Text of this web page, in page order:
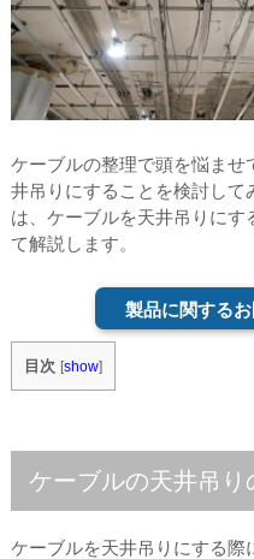
ケーブルの整理で頭を悩ませ
井吊りにすることを検討して
は、ケーブルを天井吊りに
て解説します。
製品に関する
目次 [show]
ケーブルの天井吊り
ケーブルを天井吊りにする際